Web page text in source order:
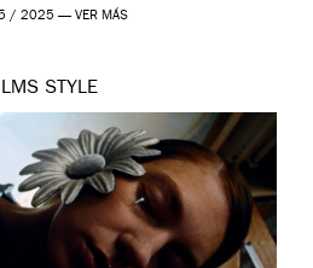
/ 2025 — VER MÁS
STYLE